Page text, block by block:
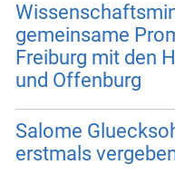
gemeinsame
Freiburg mit den
und Offenburg
Salome
erstmals